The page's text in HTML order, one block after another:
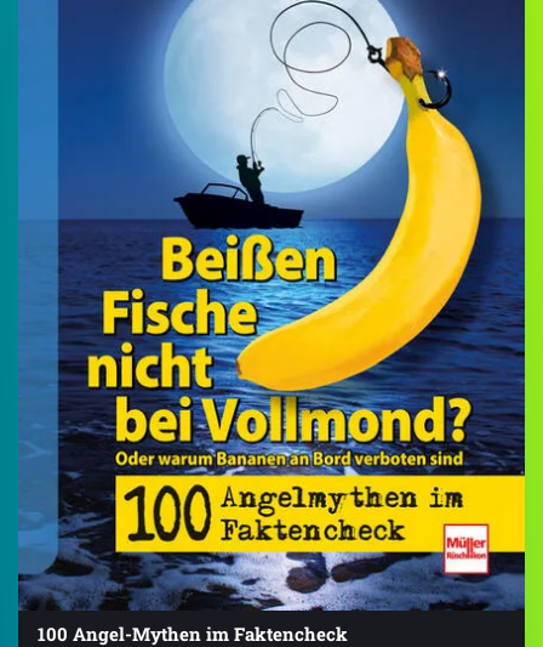
100 Angel-Mythen im Faktencheck